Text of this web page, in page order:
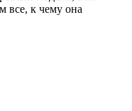
все, к чему она